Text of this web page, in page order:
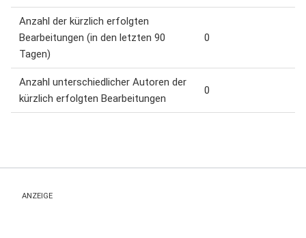
Anzahl der kürzlich erfolgten
Bearbeitungen (in den letzten 90
Tagen)
0
Anzahl unterschiedlicher Autoren der
kürzlich erfolgten Bearbeitungen
0
ANZEIGE